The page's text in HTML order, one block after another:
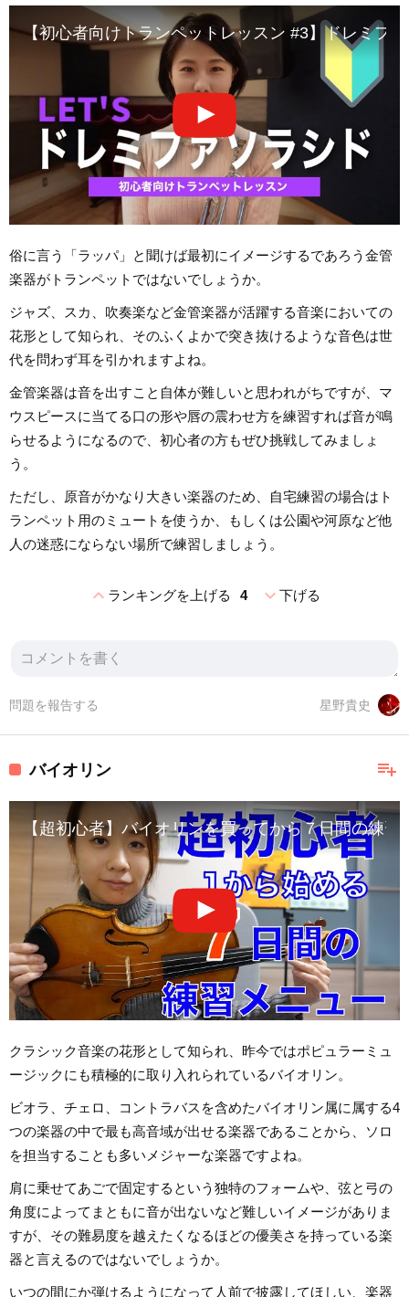
【初心者向けトランペットレッスン #3】ドレミフ
俗に言う「ラッパ」と聞けば最初にイメージするであろう金管
楽器がトランペットではないでしょうか。
ジャズ、スカ、吹奏楽など金管楽器が活躍する音楽においての
花形として知られ、そのふくよかで突き抜けるような音色は世
代を問わず耳を引かれますよね。
金管楽器は音を出すこと自体が難しいと思われがちですが、マ
ウスピースに当てる口の形や唇の震わせ方を練習すれば音が鳴
らせるようになるので、初心者の方もぜひ挑戦してみましょ
う。
ただし、原音がかなり大きい楽器のため、自宅練習の場合はト
ランペット用のミュートを使うか、もしくは公園や河原など他
人の迷惑にならない場所で練習しましょう。
expand_lessランキングを上げる 4 expand_more下げる
星野貴史
問題を報告する
playlist_add
バイオリン
【超初心者】バイオリンを買ってから７日間の練習
クラシック音楽の花形として知られ、昨今ではポピュラーミュ
ージックにも積極的に取り入れられているバイオリン。
ビオラ、チェロ、コントラバスを含めたバイオリン属に属する4
つの楽器の中で最も高音域が出せる楽器であることから、ソロ
を担当することも多いメジャーな楽器ですよね。
肩に乗せてあごで固定するという独特のフォームや、弦と弓の
角度によってまともに音が出ないなど難しいイメージがありま
すが、その難易度を越えたくなるほどの優美さを持っている楽
器と言えるのではないでしょうか。
いつの間にか弾けるようになって人前で披露してほしい、楽器